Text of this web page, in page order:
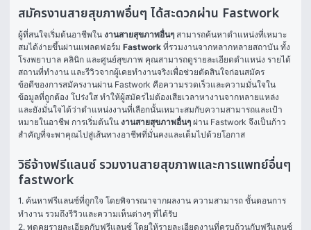
สมัครงานสายสุขภาพอื่นๆ ได้สะดวกผ่าน Fastwork
ผู้ที่สนใจเริ่มต้นอาชีพใน งานสายสุขภาพอื่นๆ สามารถค้นหาตำแหน่งที่เหมาะ
สมได้ง่ายขึ้นผ่านแพลตฟอร์ม Fastwork ที่รวมงานจากหลากหลายสถาบัน ทั้ง
โรงพยาบาล คลินิก และศูนย์สุขภาพ คุณสามารถดูรายละเอียดตำแหน่ง รายได้
สถานที่ทำงาน และรีวิวจากผู้เคยทำงานจริงเพื่อช่วยตัดสินใจก่อนสมัคร
ข้อดีของการสมัครงานผ่าน Fastwork คือความรวดเร็วและความมั่นใจใน
ข้อมูลที่ถูกต้อง โปร่งใส ทำให้ผู้สมัครไม่ต้องเสียเวลาหางานจากหลายแหล่ง
และยังมั่นใจได้ว่าตำแหน่งงานที่เลือกนั้นเหมาะสมกับความสามารถและเป้า
หมายในอาชีพ การเริ่มต้นใน งานสายสุขภาพอื่นๆ ผ่าน Fastwork จึงเป็นก้าว
สำคัญที่จะพาคุณไปสู่เส้นทางอาชีพที่มั่นคงและเต็มไปด้วยโอกาส
วิธีจ้างฟรีแลนซ์ รวมงานสายสุขภาพและการแพทย์อื่นๆ
fastwork
1. ค้นหาฟรีแลนซ์ที่ถูกใจ โดยพิจารณาจากผลงาน ความสามารถ ขั้นตอนการ
ทำงาน รวมถึงรีวิวและความเห็นต่างๆ ที่ได้รับ
2. พูดคุยรายละเอียดกับฟรีแลนซ์ โดยให้รายละเอียดงานที่ครบถ้วนกับฟรีแลนซ์